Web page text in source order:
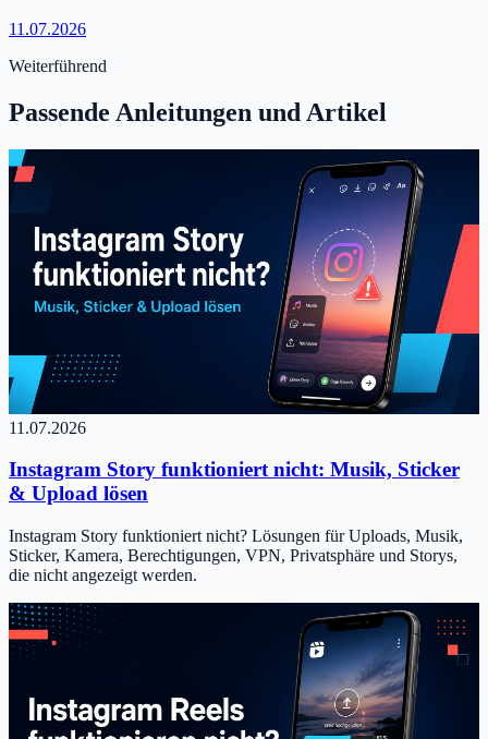
11.07.2026
Weiterführend
Passende Anleitungen und Artikel
11.07.2026
Instagram Story funktioniert nicht: Musik, Sticker
& Upload lösen
Instagram Story funktioniert nicht? Lösungen für Uploads, Musik,
Sticker, Kamera, Berechtigungen, VPN, Privatsphäre und Storys,
die nicht angezeigt werden.